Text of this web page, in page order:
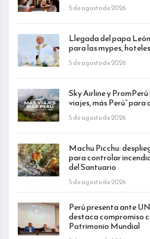
5 de agosto de 2026
Llegada del papa
para las mypes,
5 de agosto de 2026
Sky Airline y
viajes, más Perú”
5 de agosto de 2026
Machu Picchu:
para controlar
del Santuario
5 de agosto de 2026
Perú presenta ante
destaca compromiso
Patrimonio Mundial